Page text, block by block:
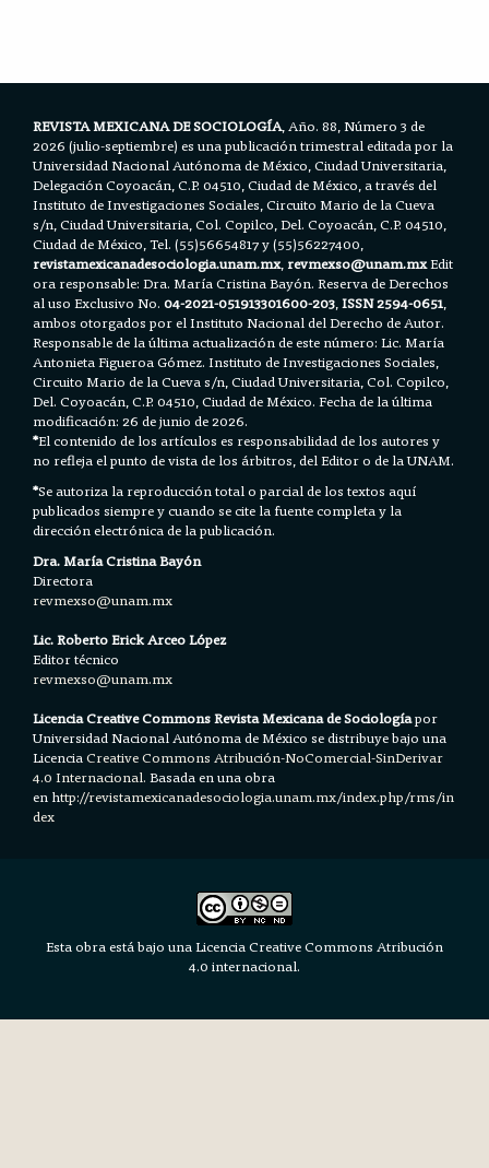
REVISTA MEXICANA DE SOCIOLOGÍA, Año. 88, Número 3 de
2026 (julio-septiembre) es una publicación trimestral editada por la
Universidad Nacional Autónoma de México, Ciudad Universitaria,
Delegación Coyoacán, C.P. 04510, Ciudad de México, a través del
Instituto de Investigaciones Sociales, Circuito Mario de la Cueva
s/n, Ciudad Universitaria, Col. Copilco, Del. Coyoacán, C.P. 04510,
Ciudad de México, Tel. (55)56654817 y (55)56227400,
revistamexicanadesociologia.unam.mx,revmexso@unam.mxEdit
ora responsable: Dra. María Cristina Bayón. Reserva de Derechos
al uso Exclusivo No.04-2021-051913301600-203,ISSN 2594-0651,
ambos otorgados por el Instituto Nacional del Derecho de Autor.
Responsable de la última actualización de este número: Lic. María
Antonieta Figueroa Gómez. Instituto de Investigaciones Sociales,
Circuito Mario de la Cueva s/n, Ciudad Universitaria, Col. Copilco,
Del. Coyoacán, C.P. 04510, Ciudad de México. Fecha de la última
modificación: 26 de junio de 2026.
*El contenido de los artículos es responsabilidad de los autores y
no refleja el punto de vista de los árbitros, del Editor o de la UNAM.
*Se autoriza la reproducción total o parcial de los textos aquí
publicados siempre y cuando se cite la fuente completa y la
dirección electrónica de la publicación.
Dra. María Cristina Bayón
Directora
revmexso@unam.mx
Lic. Roberto Erick Arceo López
Editor técnico
revmexso@unam.mx
Licencia Creative Commons Revista Mexicana de Sociologíapor
Universidad Nacional Autónoma de México se distribuye bajo una
LicenciaCreative Commons Atribución-NoComercial-SinDerivar
4.0 Internacional.Basada en una obra
en http://revistamexicanadesociologia.unam.mx/index.php/rms/in
dex
Esta obra está bajo una Licencia Creative Commons Atribución
4.0 internacional.